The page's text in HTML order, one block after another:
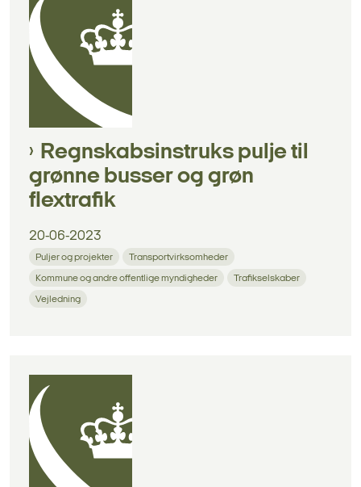
Regnskabsinstruks pulje til
grønne busser og grøn
flextrafik
20-06-2023
Puljer og projekter Transportvirksomheder
Kommune og andre offentlige myndigheder Trafikselskaber
Vejledning